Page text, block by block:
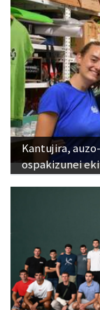
Kantujira,
ospakizunei